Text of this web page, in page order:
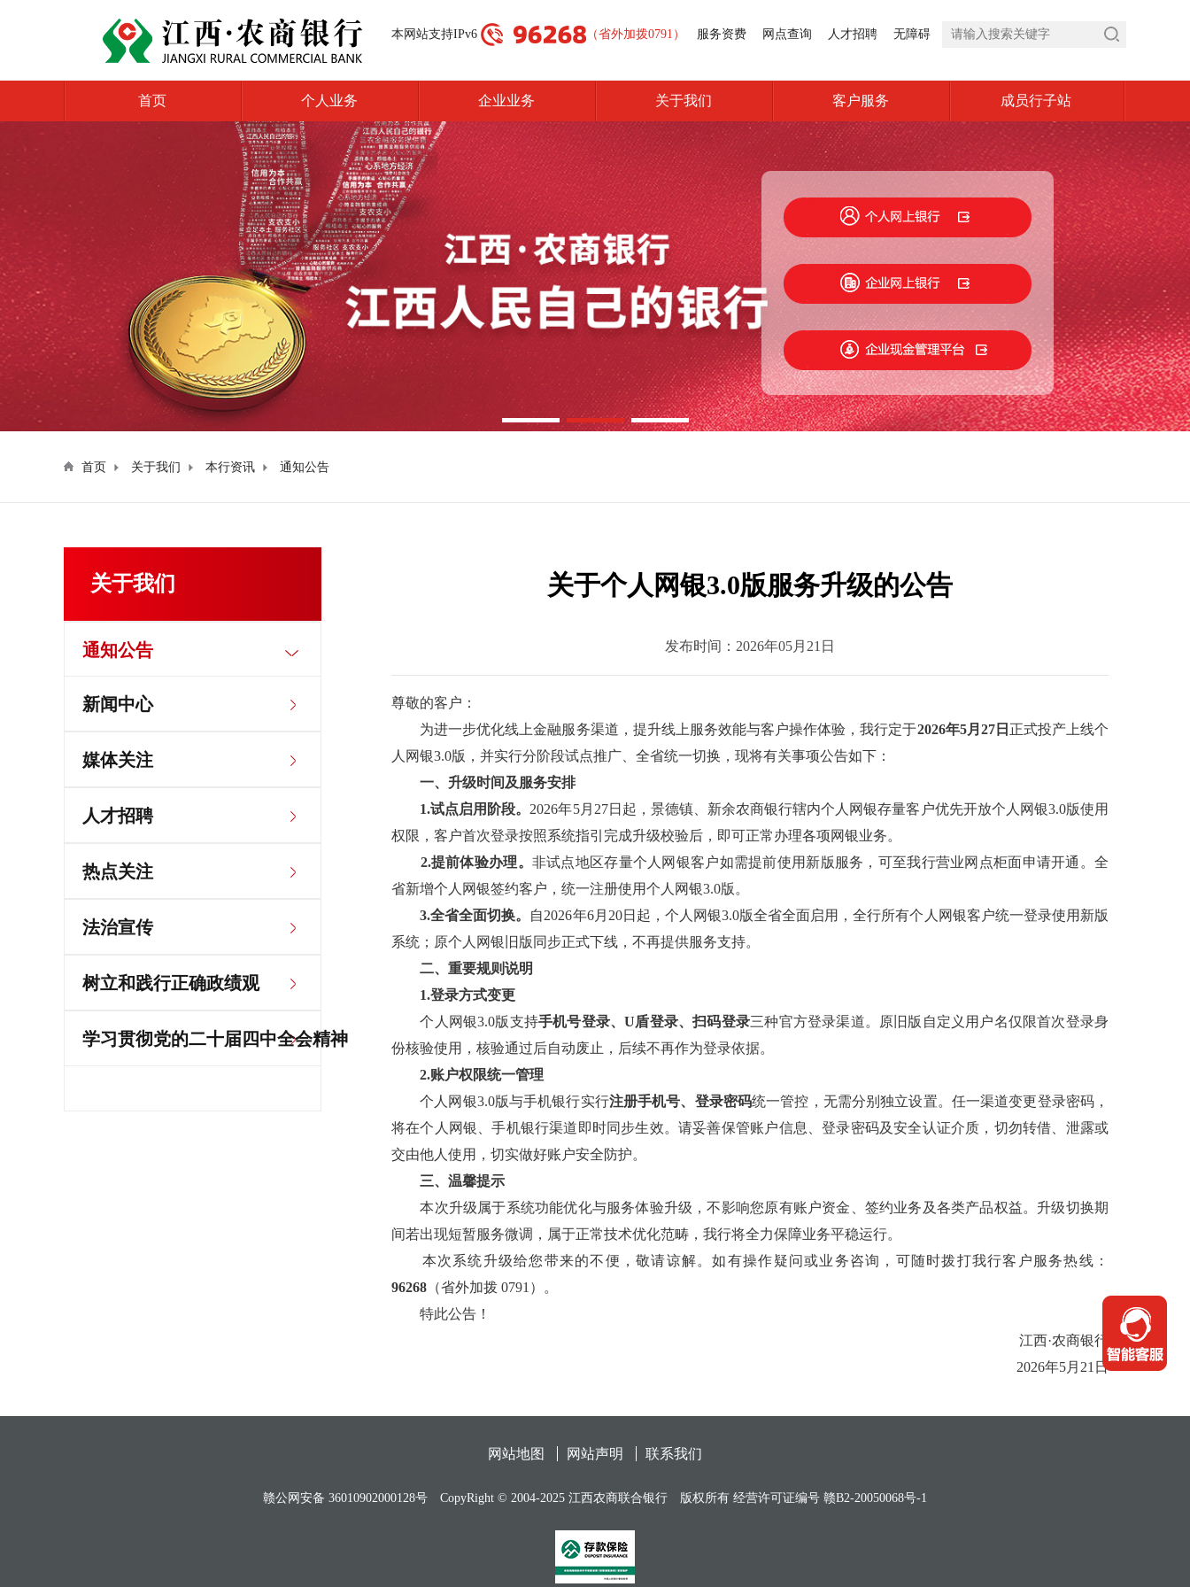
本网站支持IPv6 （省外加拨0791） 服务资费 网点查询 人才招聘 无障碍
首页 个人业务 企业业务 关于我们 客户服务 成员行子站
首页 关于我们 本行资讯 通知公告
关于我们
通知公告
新闻中心
媒体关注
人才招聘
热点关注
法治宣传
树立和践行正确政绩观
学习贯彻党的二十届四中全会精神
关于个人网银3.0版服务升级的公告
发布时间：2026年05月21日
尊敬的客户：
为进一步优化线上金融服务渠道，提升线上服务效能与客户操作体验，我行定于2026年5月27日 正式投产上线个
人网银3.0版，并实行分阶段试点推广、全省统一切换，现将有关事项公告如下：
一、升级时间及服务安排
1.试点启用阶段。 2026年5月27日起，景德镇、新余农商银行辖内个人网银存量客户优先开放个人网银3.0版使用
权限，客户首次登录按照系统指引完成升级校验后，即可正常办理各项网银业务。
2.提前体验办理。 非试点地区存量个人网银客户如需提前使用新版服务，可至我行营业网点柜面申请开通。全
省新增个人网银签约客户，统一注册使用个人网银3.0版。
3.全省全面切换。 自2026年6月20日起，个人网银3.0版全省全面启用，全行所有个人网银客户统一登录使用新版
系统；原个人网银旧版同步正式下线，不再提供服务支持。
二、重要规则说明
1.登录方式变更
个人网银3.0版支持手机号登录、U盾登录、扫码登录三种官方登录渠道。原旧版自定义用户名仅限首次登录身
份核验使用，核验通过后自动废止，后续不再作为登录依据。
2.账户权限统一管理
个人网银3.0版与手机银行实行注册手机号、登录密码统一管控，无需分别独立设置。任一渠道变更登录密码，
将在个人网银、手机银行渠道即时同步生效。请妥善保管账户信息、登录密码及安全认证介质，切勿转借、泄露或
交由他人使用，切实做好账户安全防护。
三、温馨提示
本次升级属于系统功能优化与服务体验升级，不影响您原有账户资金、签约业务及各类产品权益。升级切换期
间若出现短暂服务微调，属于正常技术优化范畴，我行将全力保障业务平稳运行。
本次系统升级给您带来的不便，敬请谅解。如有操作疑问或业务咨询，可随时拨打我行客户服务热线：
96268 （省外加拨 0791）。
特此公告！
江西·农商银行
2026年5月21日
网站地图 网站声明 联系我们
赣公网安备 36010902000128号 CopyRight © 2004-2025 江西农商联合银行 版权所有 经营许可证编号 赣B2-20050068号-1